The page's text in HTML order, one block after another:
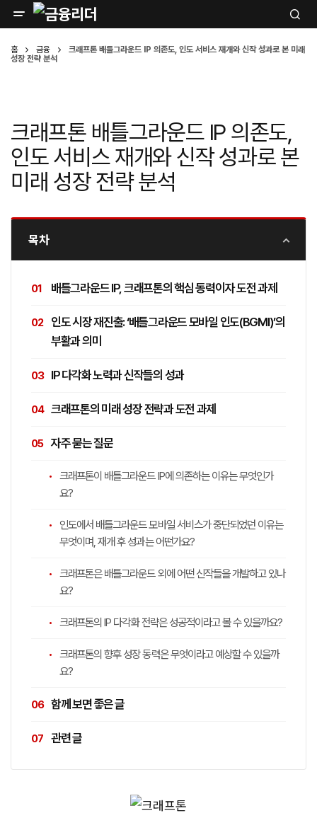
홈 금융
크래프톤 배틀그라운드 IP 의존도, 인도 서비스 재개와 신작 성과로 본 미래
성장 전략 분석
크래프톤 배틀그라운드 IP 의존도,
인도 서비스 재개와 신작 성과로 본
미래 성장 전략 분석
목차
배틀그라운드 IP, 크래프톤의 핵심 동력이자 도전 과제
인도 시장 재진출: ‘배틀그라운드 모바일 인도(BGMI)’의
부활과 의미
IP 다각화 노력과 신작들의 성과
크래프톤의 미래 성장 전략과 도전 과제
자주 묻는 질문
크래프톤이 배틀그라운드 IP에 의존하는 이유는 무엇인가
요?
인도에서 배틀그라운드 모바일 서비스가 중단되었던 이유는
무엇이며, 재개 후 성과는 어떤가요?
크래프톤은 배틀그라운드 외에 어떤 신작들을 개발하고 있나
요?
크래프톤의 IP 다각화 전략은 성공적이라고 볼 수 있을까요?
크래프톤의 향후 성장 동력은 무엇이라고 예상할 수 있을까
요?
함께 보면 좋은 글
관련 글